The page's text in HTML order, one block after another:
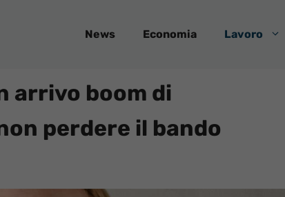
News Economia Lavoro
arrivo boom di
perdere il bando